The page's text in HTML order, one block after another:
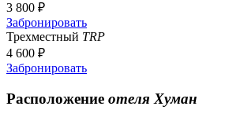
3 800 ₽
Забронировать
Трехместный TRP
4 600 ₽
Забронировать
Расположение отеля Хуман